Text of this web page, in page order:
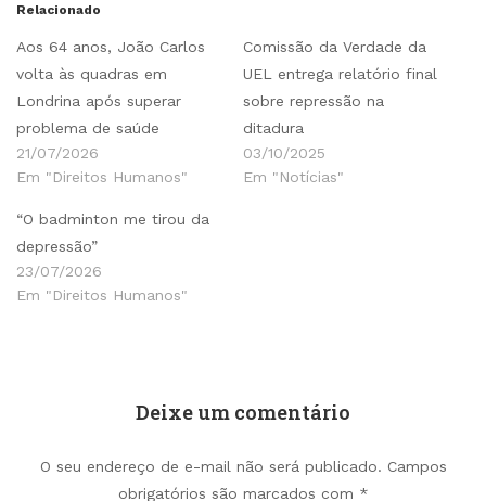
Relacionado
Aos 64 anos, João Carlos
volta às quadras em
Londrina após superar
problema de saúde
21/07/2026
Em "Direitos Humanos"
Comissão da Verdade da
UEL entrega relatório final
sobre repressão na
ditadura
03/10/2025
Em "Notícias"
“O badminton me tirou da
depressão”
23/07/2026
Em "Direitos Humanos"
Deixe um comentário
O seu endereço de e-mail não será publicado. Campos
obrigatórios são marcados com *